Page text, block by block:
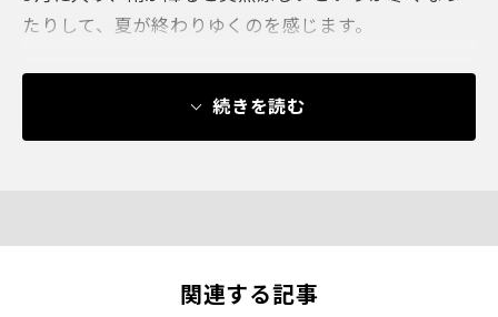
たりして、夏が終わりゆくのを感じます。
続きを読む
関連する記事